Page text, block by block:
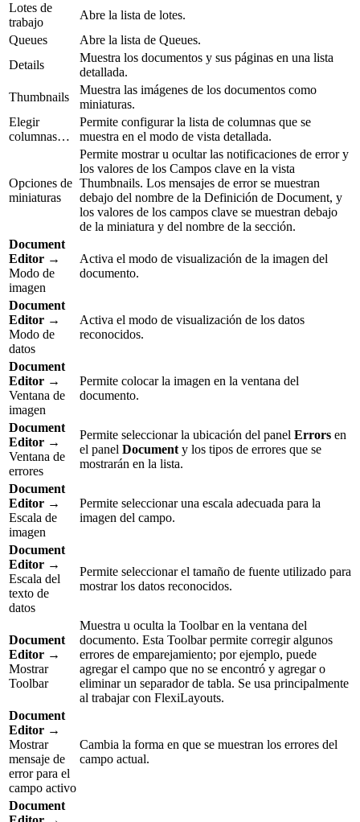
Lotes de
trabajo
Abre la lista de lotes.
Queues
Abre la lista de Queues.
Details
Muestra los documentos y sus páginas en una lista
detallada.
Thumbnails
Muestra las imágenes de los documentos como
miniaturas.
Elegir
columnas…
Permite configurar la lista de columnas que se
muestra en el modo de vista detallada.
Opciones de
miniaturas
Permite mostrar u ocultar las notificaciones de error y
los valores de los Campos clave en la vista
Thumbnails. Los mensajes de error se muestran
debajo del nombre de la Definición de Document, y
los valores de los campos clave se muestran debajo
de la miniatura y del nombre de la sección.
Document
Editor →
Modo de
imagen
Activa el modo de visualización de la imagen del
documento.
Document
Editor →
Modo de
datos
Activa el modo de visualización de los datos
reconocidos.
Document
Editor →
Ventana de
imagen
Permite colocar la imagen en la ventana del
documento.
Document
Editor →
Ventana de
errores
Permite seleccionar la ubicación del panel Errors en
el panel Document y los tipos de errores que se
mostrarán en la lista.
Document
Editor →
Escala de
imagen
Permite seleccionar una escala adecuada para la
imagen del campo.
Document
Editor →
Escala del
texto de
datos
Permite seleccionar el tamaño de fuente utilizado para
mostrar los datos reconocidos.
Document
Editor →
Mostrar
Toolbar
Muestra u oculta la Toolbar en la ventana del
documento. Esta Toolbar permite corregir algunos
errores de emparejamiento; por ejemplo, puede
agregar el campo que no se encontró y agregar o
eliminar un separador de tabla. Se usa principalmente
al trabajar con FlexiLayouts.
Document
Editor →
Mostrar
mensaje de
error para el
campo activo
Cambia la forma en que se muestran los errores del
campo actual.
Document